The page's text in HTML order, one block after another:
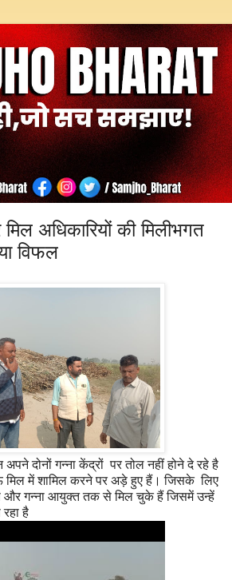
अधिकारियों की मिलीभगत
विफल
अपने दोनों गन्ना केंद्रों पर तोल नहीं होने दे रहे है
मिल में शामिल करने पर अड़े हुए हैं। जिसके लिए
और गन्ना आयुक्त तक से मिल चुके हैं जिसमें उन्हें
है